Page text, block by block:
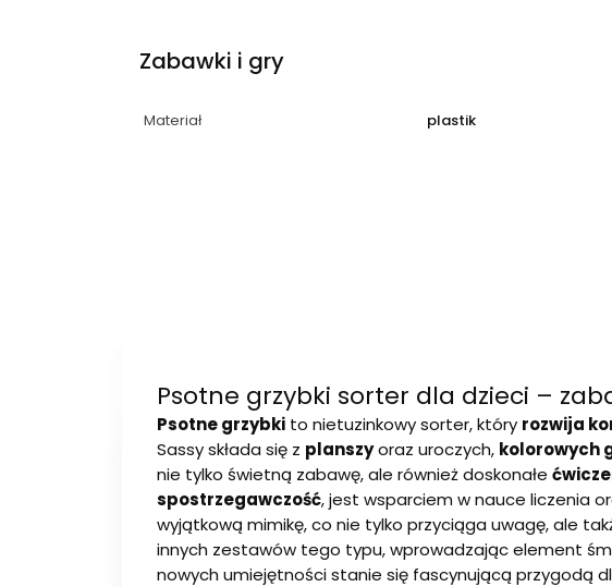
Zabawki i gry
Materiał plastik
Psotne grzybki sorter dla dzieci –
Psotne grzybki to nietuzinkowy sorter, który rozwija
Sassy składa się z planszyoraz uroczych, kolorowych
nie tylko świetną zabawę, ale również doskonałe
spostrzegawczość, jest wsparciem w nauce liczenia
wyjątkową mimikę, co nie tylko przyciąga uwagę, ale
innych zestawów tego typu, wprowadzając element
nowych umiejętności stanie się fascynującą przygodą